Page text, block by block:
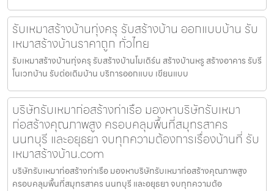
รับเหมาสร้างบ้านทุ่งครุ รับสร้างบ้าน ออกแบบบ้าน รับ
เหมาสร้างบ้านราคาถูก ทั่วไทย
รับเหมาสร้างบ้านทุ่งครุ รับสร้างบ้านโมเดิร์น สร้างบ้านหรู สร้างอาคาร รับรี
โนเวทบ้าน รับต่อเติมบ้าน บริการออกแบบ เขียนแบบ
บริษัทรับเหมาก่อสร้างท่าเรือ มองหาบริษัทรับเหมา
ก่อสร้างคุณภาพสูง ครอบคลุมพื้นที่สมุทรสาคร
นนทบุรี และอยุธยา จบทุกความต้องการเรื่องบ้านที่ รับ
เหมาสร้างบ้าน.com
บริษัทรับเหมาก่อสร้างท่าเรือ มองหาบริษัทรับเหมาก่อสร้างคุณภาพสูง
ครอบคลุมพื้นที่สมุทรสาคร นนทบุรี และอยุธยา จบทุกความต้อ